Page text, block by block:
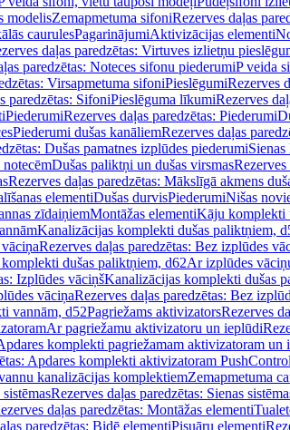
modelisZemapmetuma sifoniRezerves daļas
caurulesPagarinājumiAktivizācijas elementi
daļas paredzētas: Virtuves izlietņu
paredzētas: Noteces sifonu piederumiP veida
Virsapmetuma sifoniPieslēgumiRezerves
paredzētas: SifoniPieslēguma līkumiRezerves
PiederumiRezerves daļas paredzētas: Piederumi
Piederumi dušas kanāliemRezerves daļas
Dušas pamatnes izplūdes piederumi
notecēmDušas paliktņi un dušas virsmas
Rezerves daļas paredzētas: Mākslīgā akmens
elementiDušas durvisPiederumiNišas
zīdaiņiemMontāžas elementiKāju komplekti
Kanalizācijas komplekti dušas paliktņiem,
Rezerves daļas paredzētas: Bez izplūdes
dušas paliktņiem, d62Ar izplūdes
Izplūdes vāciņšKanalizācijas komplekti dušas
vāciņaRezerves daļas paredzētas: Bez
vannām, d52Pagriežams aktivizatorsRezerves
Ar pagriežamu aktivizatoru un ieplūdi
komplekti pagriežamam aktivizatoram un
Apdares komplekti aktivizatoram PushControl
kanalizācijas komplektiemZemapmetuma
sistēmasRezerves daļas paredzētas: Sienas
daļas paredzētas: Montāžas elementi
paredzētas: Bidē elementiPisuāru elementi